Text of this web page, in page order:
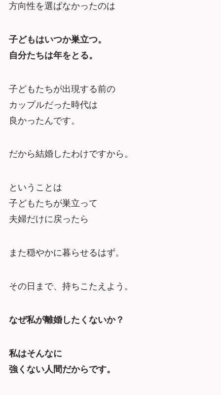
方向性を選ばなかったのは
子どもはいつか巣立つ。
自分たちは年をとる。
子どもたちが出現する前の
カップルだった時代は
良かったんです。
だから結婚したわけですから。
ということは
子どもたちが巣立って
夫婦だけに戻ったら
また穏やかに暮らせるはず。
その日まで、持ちこたえよう。
なぜ私が離婚したくないか？
私はそんなに
強くない人間だからです。